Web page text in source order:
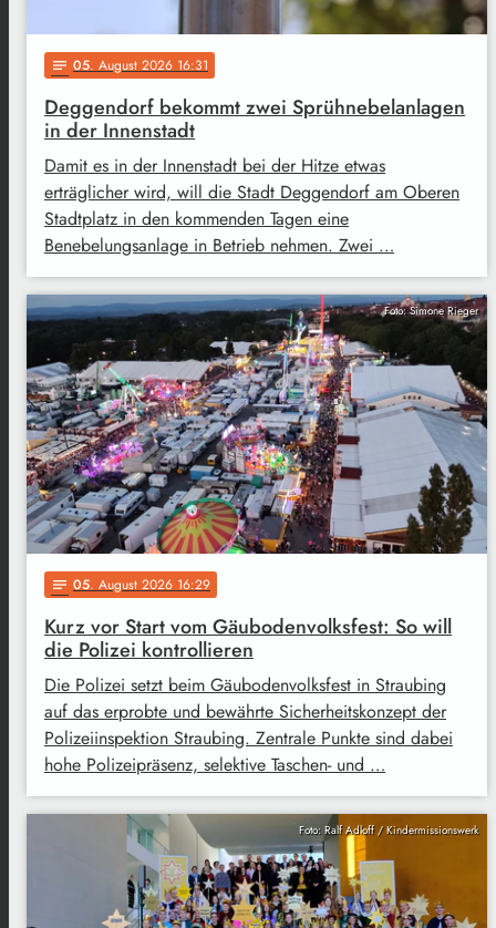
notes 05. August 2026 16:31
Deggendorf bekommt zwei Sprühnebelanlagen
in der Innenstadt
Damit es in der Innenstadt bei der Hitze etwas
erträglicher wird, will die Stadt Deggendorf am Oberen
Stadtplatz in den kommenden Tagen eine
Benebelungsanlage in Betrieb nehmen. Zwei …
Foto: Simone Rieger
notes 05. August 2026 16:29
Kurz vor Start vom Gäubodenvolksfest: So will
die Polizei kontrollieren
Die Polizei setzt beim Gäubodenvolksfest in Straubing
auf das erprobte und bewährte Sicherheitskonzept der
Polizeiinspektion Straubing. Zentrale Punkte sind dabei
hohe Polizeipräsenz, selektive Taschen- und …
Foto: Ralf Adloff / Kindermissionswerk